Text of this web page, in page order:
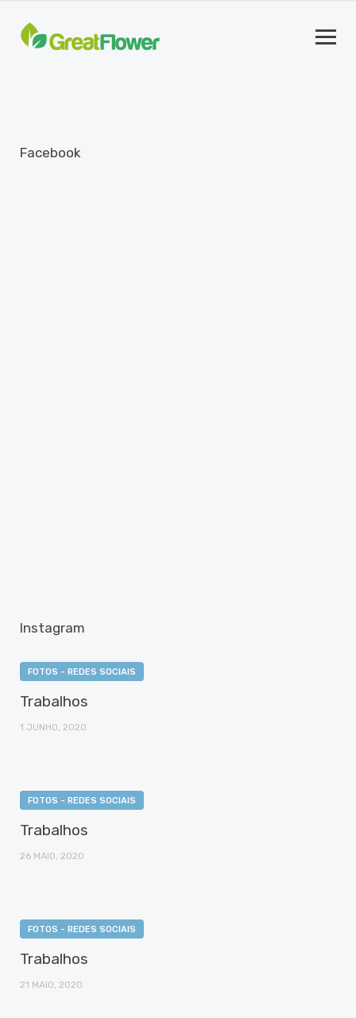
Facebook
Instagram
FOTOS - REDES SOCIAIS
Trabalhos
1 JUNHO, 2020
FOTOS - REDES SOCIAIS
Trabalhos
26 MAIO, 2020
FOTOS - REDES SOCIAIS
Trabalhos
21 MAIO, 2020